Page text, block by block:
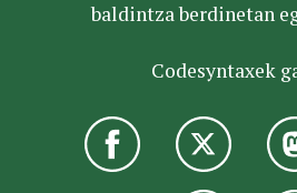
baldintza berdinetan
Codesyntaxek